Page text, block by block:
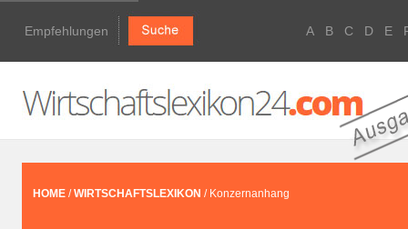
Empfehlungen A B C D E
HOME /WIRTSCHAFTSLEXIKON / Konzernanhang